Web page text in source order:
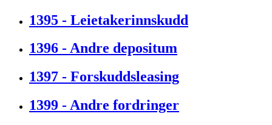
1395 - Leietakerinnskudd
1396 - Andre depositum
1397 - Forskuddsleasing
1399 - Andre fordringer